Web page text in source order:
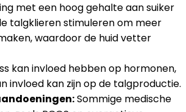
met een hoog gehalte aan suiker
talgklieren stimuleren om meer
waardoor de huid vetter
kan invloed hebben op hormonen,
invloed kan zijn op de talgproductie.
Sommige medische